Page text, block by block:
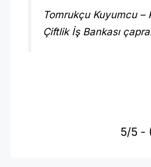
Tomrukçu Kuyumcu –
Çiftlik İş Bankası
5/5 -